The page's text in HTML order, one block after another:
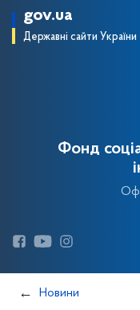
gov.ua
Державні сайти України
Фонд
Новини